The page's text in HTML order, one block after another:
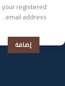
registered
email address.